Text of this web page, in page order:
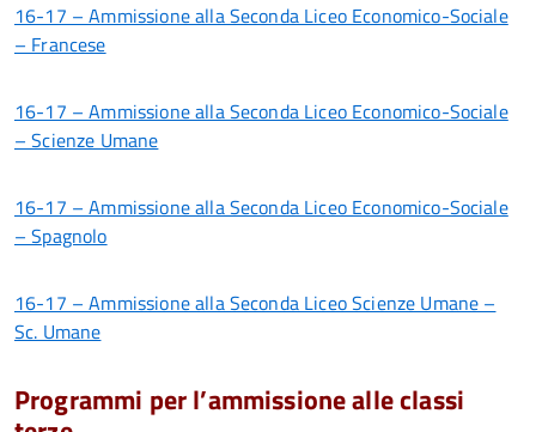
16-17 – Ammissione alla Seconda Liceo Economico-Sociale
– Francese
16-17 – Ammissione alla Seconda Liceo Economico-Sociale
– Scienze Umane
16-17 – Ammissione alla Seconda Liceo Economico-Sociale
– Spagnolo
16-17 – Ammissione alla Seconda Liceo Scienze Umane –
Sc. Umane
Programmi per l’ammissione alle classi